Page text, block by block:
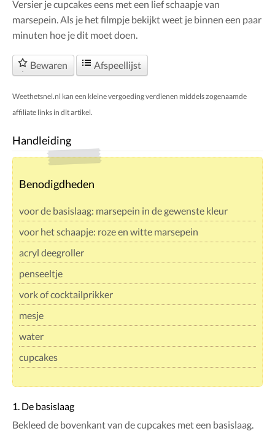
Versier je cupcakes eens met een lief schaapje van
marsepein. Als je het filmpje bekijkt weet je binnen een paar
minuten hoe je dit moet doen.
Bewaren Afspeellijst
Weethetsnel.nl kan een kleine vergoeding verdienen middels zogenaamde
affiliate links in dit artikel.
Handleiding
Benodigdheden
voor de basislaag: marsepein in de gewenste kleur
voor het schaapje: roze en witte marsepein
acryl deegroller
penseeltje
vork of cocktailprikker
mesje
water
cupcakes
1. De basislaag
Bekleed de bovenkant van de cupcakes met een basislaag.